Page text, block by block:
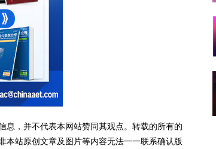
息，并不代表本网站赞同其观点。转载的所有的
本站原创文章及图片等内容无法一一联系确认版